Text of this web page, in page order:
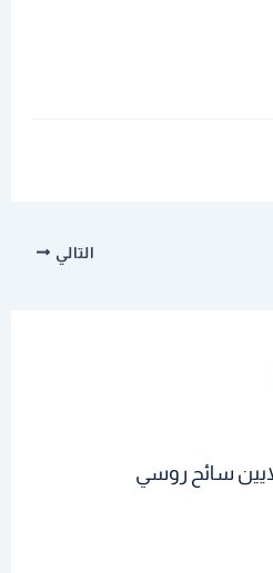
التالي